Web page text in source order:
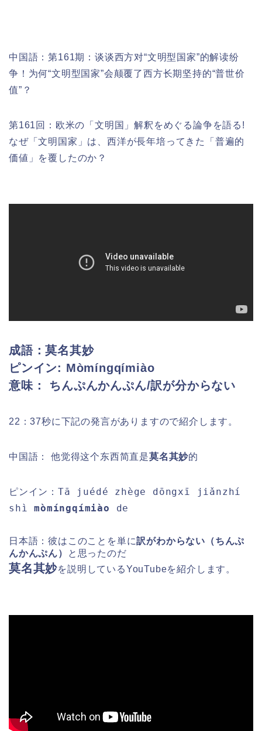
中国語：第161期：谈谈西方对“文明型国家”的解读纷
争！为何“文明型国家”会颠覆了西方长期坚持的“普世价
值”？
第161回：欧米の「文明国」解釈をめぐる論争を語る!
なぜ「文明国家」は、西洋が長年培ってきた「普遍的
価値」を覆したのか？
成語：莫名其妙
ピンイン: Mòmíngqímiào
意味： ちんぷんかんぷん/訳が分からない
22：37秒に下記の発言がありますので紹介します。
中国語： 他觉得这个东西简直是莫名其妙的
ピンイン： Tā juédé zhège dōngxī jiǎnzhí
shìmòmíngqímiào de
日本語：彼はこのことを単に訳がわからない（ちんぷ
んかんぷん）
と思ったのだ
莫名其妙を説明しているYouTubeを紹介します。